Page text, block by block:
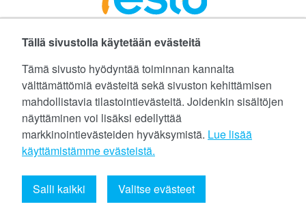
Tällä sivustolla käytetään evästeitä
Tämä sivusto hyödyntää toiminnan kannalta
välttämättömiä evästeitä sekä sivuston kehittämisen
mahdollistavia tilastointievästeitä. Joidenkin sisältöjen
näyttäminen voi lisäksi edellyttää
markkinointievästeiden hyväksymistä. Lue lisää
käyttämistämme evästeistä.​​​​​​
Salli kaikki Valitse evästeet
Facebookissa Instagramissa
©Etelä-Suomen Liikunta ja Urheilu ry
Tietoa evästeistä (cookies)
Yhteystiedot
Tietosuojaseloste
eslu@eslu.fi